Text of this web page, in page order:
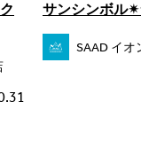
サンシンボル✴
SAAD イオ